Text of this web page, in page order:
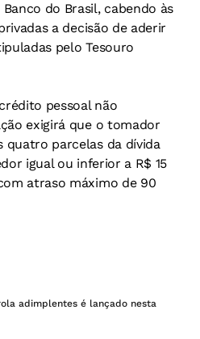
do Brasil, cabendo às
a decisão de aderir
pelo Tesouro
pessoal não
exigirá que o tomador
quatro parcelas da dívida
igual ou inferior a R$ 15
atraso máximo de 90
adimplentes é lançado nesta